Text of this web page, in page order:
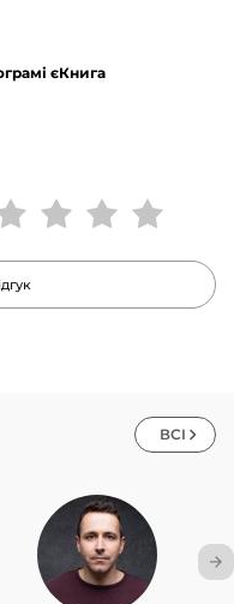
вагоміші ці
ми маємо потенціал
щодо
єКнига
ВСІ